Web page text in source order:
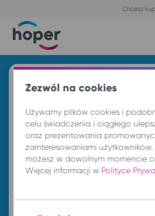
Chcesz
Znajdź przejazd i kup bilet
Zezwól na cookies
Używamy plików cookies i
celu świadczenia i ciągłego
oraz prezentowania
zainteresowaniami
możesz w dowolnym momencie
Więcej informacji w Polityce